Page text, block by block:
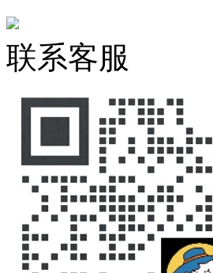
联系客服